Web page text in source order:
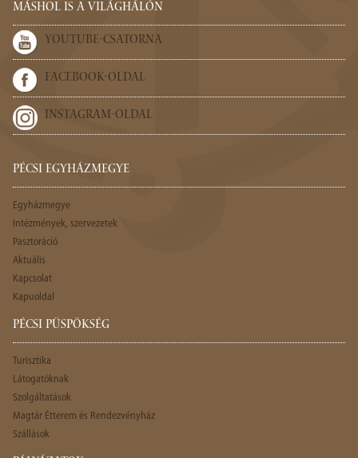
MÁSHOL IS A VILÁGHÁLÓN
YOUTUBE-CSATORNA
FACEBOOK-OLDAL
INSTAGRAM-OLDAL
PÉCSI EGYHÁZMEGYE
Egyházmegye
Intézmények, szervezetek
Pasztoráció
Aktuális
Kapcsolat
Kapuoldal
PÉCSI PÜSPÖKSÉG
Turisztika
Látogatóknak
Szolgáltatások
Magtár Étterem és Rendezvényház
Szállások